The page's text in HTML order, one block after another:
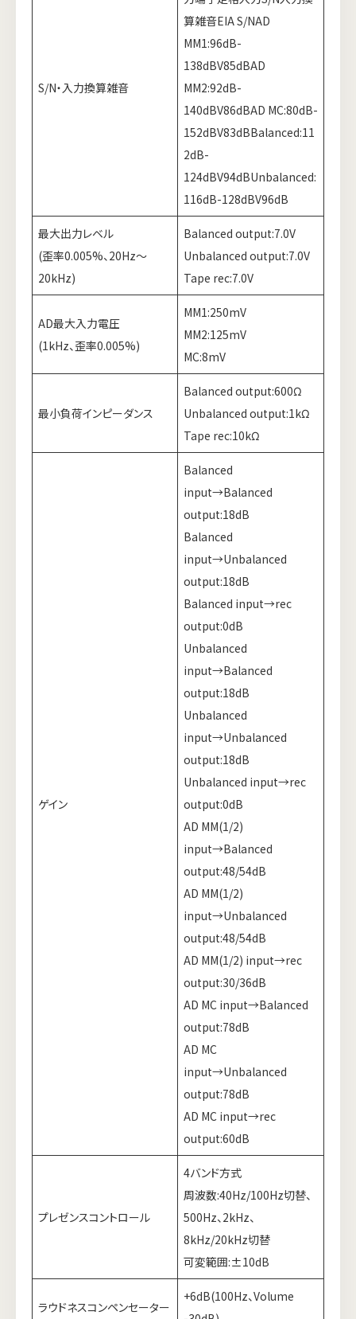
S/N・入力換算雑音
算雑音EIA S/NAD
MM1:96dB-
138dBV85dBAD
MM2:92dB-
140dBV86dBAD MC:80dB-
152dBV83dBBalanced:11
2dB-
124dBV94dBUnbalanced:
116dB-128dBV96dB
最大出力レベル
(歪率0.005%、20Hz～
20kHz)
Balanced output:7.0V
Unbalanced output:7.0V
Tape rec:7.0V
AD最大入力電圧
(1kHz、歪率0.005%)
MM1:250mV
MM2:125mV
MC:8mV
最小負荷インピーダンス
Balanced output:600Ω
Unbalanced output:1kΩ
Tape rec:10kΩ
ゲイン
Balanced
input→Balanced
output:18dB
Balanced
input→Unbalanced
output:18dB
Balanced input→rec
output:0dB
Unbalanced
input→Balanced
output:18dB
Unbalanced
input→Unbalanced
output:18dB
Unbalanced input→rec
output:0dB
AD MM(1/2)
input→Balanced
output:48/54dB
AD MM(1/2)
input→Unbalanced
output:48/54dB
AD MM(1/2) input→rec
output:30/36dB
AD MC input→Balanced
output:78dB
AD MC
input→Unbalanced
output:78dB
AD MC input→rec
output:60dB
プレゼンスコントロール
4バンド方式
周波数:40Hz/100Hz切替、
500Hz、2kHz、
8kHz/20kHz切替
可変範囲:±10dB
ラウドネスコンペンセーター
+6dB(100Hz、Volume